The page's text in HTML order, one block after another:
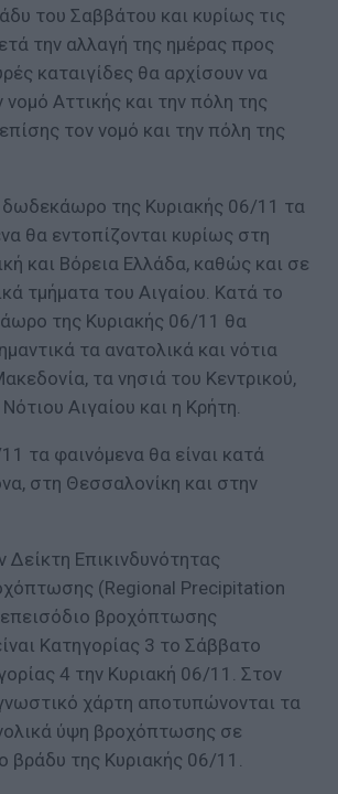
του Σαββάτου και κυρίως τις
την αλλαγή της ημέρας προς
καταιγίδες θα αρχίσουν να
Αττικής και την πόλη της
τον νομό και την πόλη της
της Κυριακής 06/11 τα
θα εντοπίζονται κυρίως στη
και Βόρεια Ελλάδα, καθώς και σε
τμήματα του Αιγαίου. Κατά το
της Κυριακής 06/11 θα
τα ανατολικά και νότια
τα νησιά του Κεντρικού,
Αιγαίου και η Κρήτη.
τα φαινόμενα θα είναι κατά
στη Θεσσαλονίκη και στην
Επικινδυνότητας
(Regional Precipitation
βροχόπτωσης
Κατηγορίας 3 το Σάββατο
4 την Κυριακή 06/11. Στον
χάρτη αποτυπώνονται τα
ύψη βροχόπτωσης σε
βράδυ της Κυριακής 06/11.